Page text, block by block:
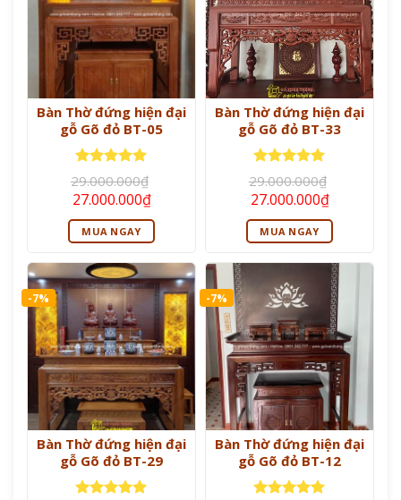
Bàn Thờ đứng hiện đại
gỗ Gõ đỏ BT-05
Được xếp
hạng55
sao
29.000.000₫
Giá
gốc
là:
29.000.000₫.
27.000.000₫Giá
hiện
tại
là:
MUA NGAY
Bàn Thờ đứng hiện đại
gỗ Gõ đỏ BT-33
Được xếp
hạng55
sao
29.000.000₫
Giá
gốc
là:
29.000.000₫.
27.000.000₫Giá
hiện
tại
là:
MUA NGAY
-7%
Bàn Thờ đứng hiện đại
gỗ Gõ đỏ BT-29
-7%
Bàn Thờ đứng hiện đại
gỗ Gõ đỏ BT-12